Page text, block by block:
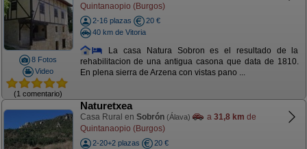
8 Fotos
Video
(1 comentario)
Quintanaopio (Burgos)
2-16 plazas
20 €
40 km de Vitoria
La casa Natura Sobron es el resultado de la
rehabilitacion de una antigua casona que data de 1810.
En plena sierra de Arzena con vistas pano ...
Naturetxea
Casa Rural en Sobrón (Álava) a 31,8 km de
Quintanaopio (Burgos)
2-20+2 plazas
20 €